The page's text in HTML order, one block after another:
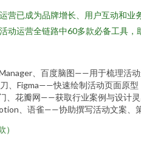
营已成为品牌增长、用户互动和
动运营全链路中60多款必备工具，
、百度脑图——用于梳理活动
、Figma——快速绘制活动页面原型
、花瓣网——获取行业案例与设计灵
、语雀——协助撰写活动文案、